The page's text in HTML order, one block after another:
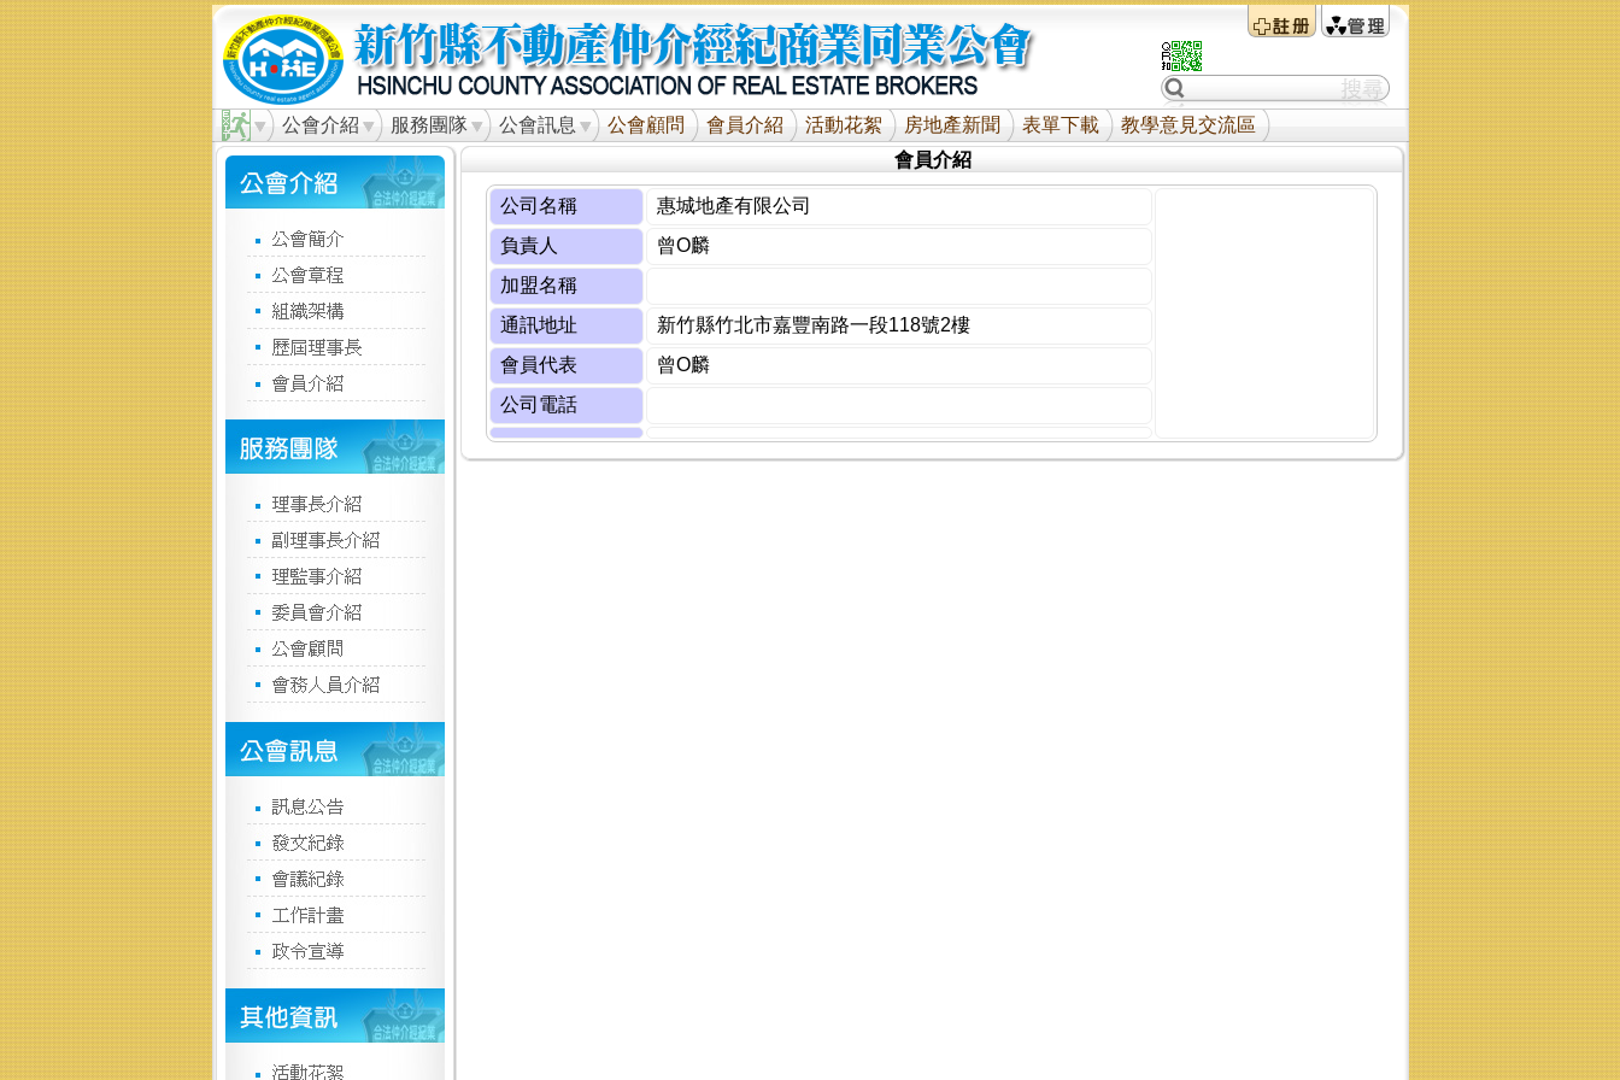
公會介紹 服務團隊 公會訊息 公會顧問 會員介紹 活動花絮 房地產新聞 表單下載
教學意見交流區
會員介紹
公司名稱
惠城地產有限公司
負責人
曾O麟
加盟名稱
通訊地址
新竹縣竹北市嘉豐南路一段118號2樓
會員代表
曾O麟
公司電話